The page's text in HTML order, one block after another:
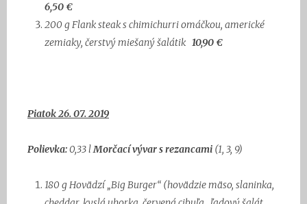
6,50 €
200 gFlank steak s chimichurri omáčkou, americké
zemiaky, čerstvý miešaný šalátik 10,90 €
Piatok 26. 07. 2019
Polievka: 0,33 lMorčací vývar s rezancami (1, 3, 9)
180 gHovädzí „Big Burger“ (hovädzie mäso, slaninka,